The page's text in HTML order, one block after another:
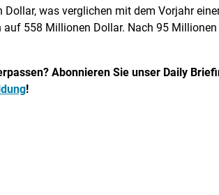
was verglichen mit dem Vorjahr
558 Millionen Dollar. Nach 95
Abonnieren Sie unser Daily
!